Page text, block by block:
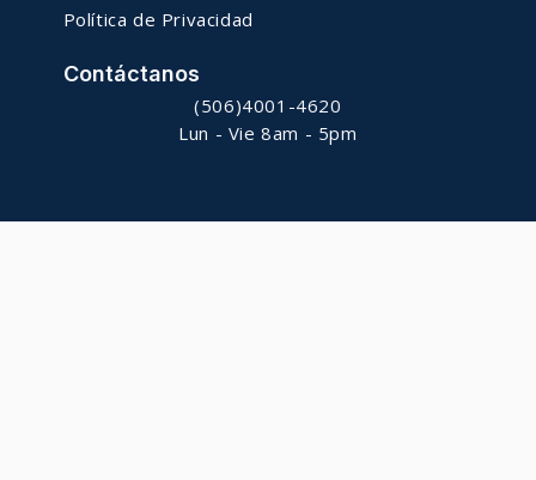
Política de Privacidad
Contáctanos
(506)4001-4620
Lun - Vie 8am - 5pm